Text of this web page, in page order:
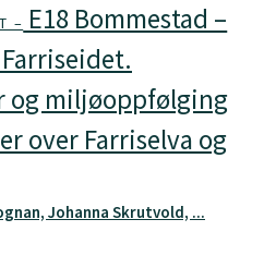
– E18 Bommestad –
og miljøoppfølging
over Farriselva og
Johanna Skrutvold, ...